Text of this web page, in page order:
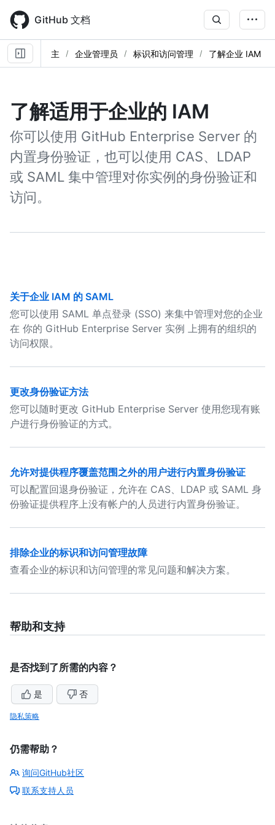
main
content
GitHub 文档
主 企业管理员 标识和访问管理 了解企业 IAM
了解适用于企业的 IAM
你可以使用 GitHub Enterprise Server 的
内置身份验证，也可以使用 CAS、LDAP
或 SAML 集中管理对你实例的身份验证和
访问。
关于企业 IAM 的 SAML
您可以使用 SAML 单点登录 (SSO) 来集中管理对您的企业
在 你的 GitHub Enterprise Server 实例 上拥有的组织的
访问权限。
更改身份验证方法
您可以随时更改 GitHub Enterprise Server 使用您现有账
户进行身份验证的方式。
允许对提供程序覆盖范围之外的用户进行内置身份验证
可以配置回退身份验证，允许在 CAS、LDAP 或 SAML 身
份验证提供程序上没有帐户的人员进行内置身份验证。
排除企业的标识和访问管理故障
查看企业的标识和访问管理的常见问题和解决方案。
帮助和支持
是否找到了所需的内容？
是 否
隐私策略
仍需帮助？
询问GitHub社区
联系支持人员